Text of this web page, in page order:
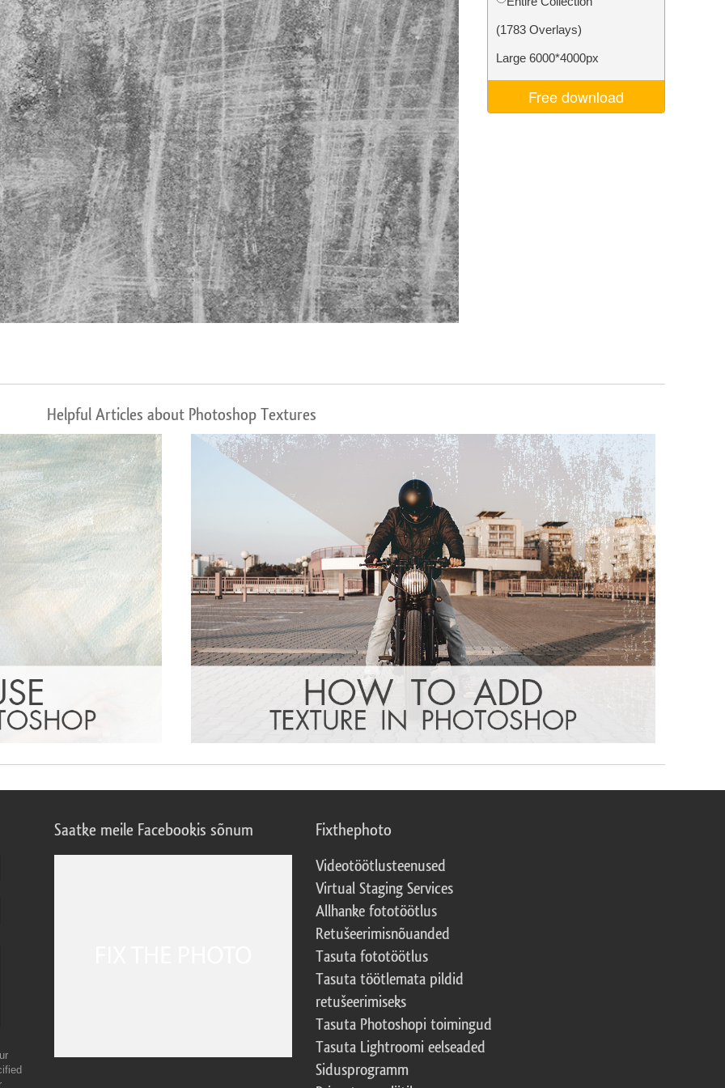
fototöötlus Ehete fotode redigeerimine AI koolitusandmed Video Editing Services
(1783 Overlays)
Large 6000*4000px
Free download
Helpful Articles about Photoshop Textures
Saatke meile Facebookis sõnum Fixthephoto
Videotöötlusteenused
Virtual Staging Services
Allhanke fototöötlus
Retušeerimisnõuanded
Tasuta fototöötlus
Tasuta töötlemata pildid
retušeerimiseks
Tasuta Photoshopi toimingud
Tasuta Lightroomi eelseaded
Sidusprogramm